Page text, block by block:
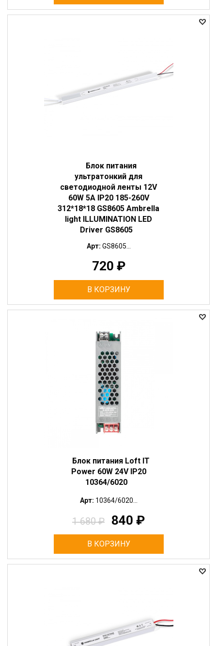
Блок питания
ультратонкий для
светодиодной ленты 12V
60W 5A IP20 185-260V
312*18*18 GS8605 Ambrella
light ILLUMINATION LED
Driver GS8605
Арт: GS8605...
720 ₽
В КОРЗИНУ
Блок питания Loft IT
Power 60W 24V IP20
10364/6020
Арт: 10364/6020...
1 680₽ 840 ₽
В КОРЗИНУ